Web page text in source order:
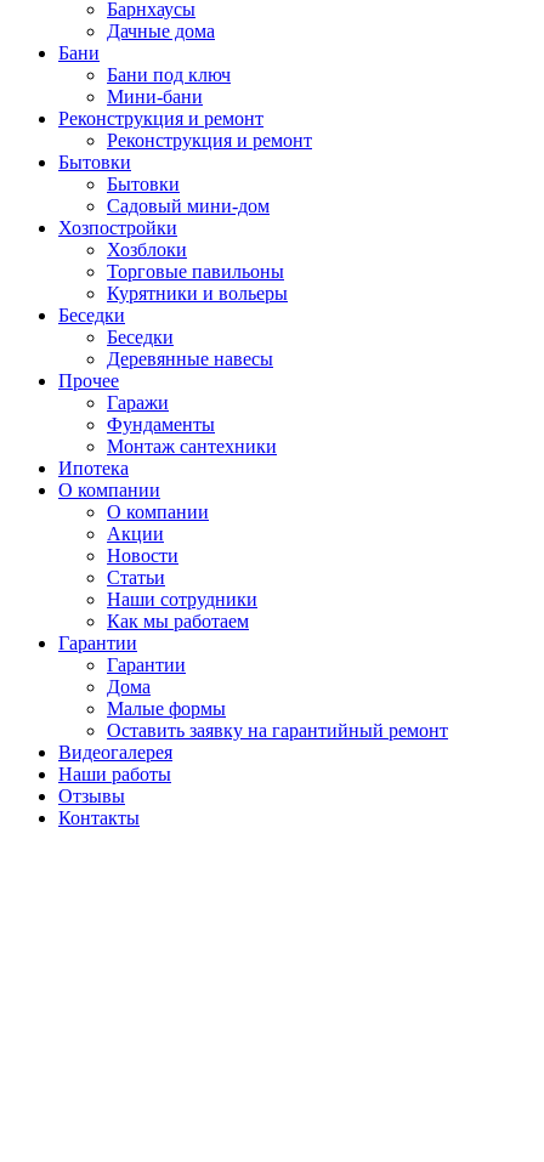
Барнхаусы
Дачные дома
Бани
Бани под ключ
Мини-бани
Реконструкция и ремонт
Реконструкция и ремонт
Бытовки
Бытовки
Садовый мини-дом
Хозпостройки
Хозблоки
Торговые павильоны
Курятники и вольеры
Беседки
Беседки
Деревянные навесы
Прочее
Гаражи
Фундаменты
Монтаж сантехники
Ипотека
О компании
О компании
Акции
Новости
Статьи
Наши сотрудники
Как мы работаем
Гарантии
Гарантии
Дома
Малые формы
Оставить заявку на гарантийный ремонт
Видеогалерея
Наши работы
Отзывы
Контакты